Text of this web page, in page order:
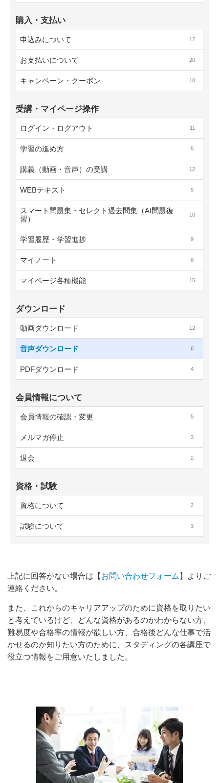
購入・支払い
申込みについて 12
お支払いについて 20
キャンペーン・クーポン 18
受講・マイページ操作
ログイン・ログアウト 11
学習の進め方 5
講義（動画・音声）の受講 12
WEBテキスト 9
スマート問題集・セレクト過去問集（AI問題復
習）
10
学習履歴・学習進捗 9
マイノート 8
マイページ各種機能 15
ダウンロード
動画ダウンロード 12
音声ダウンロード 6
PDFダウンロード 4
会員情報について
会員情報の確認・変更 5
メルマガ停止 3
退会 2
資格・試験
資格について 2
試験について 3
上記に回答がない場合は【 お問い合わせフォーム 】
よりご
連絡ください。
また、これからのキャリアアップのために資格を取りたい
と考えているけど、どんな資格があるのかわからない方、
難易度や合格率の情報が欲しい方、合格後どんな仕事で活
かせるのか知りたい方のために、スタディングの各講座で
役立つ情報をご用意いたしました。